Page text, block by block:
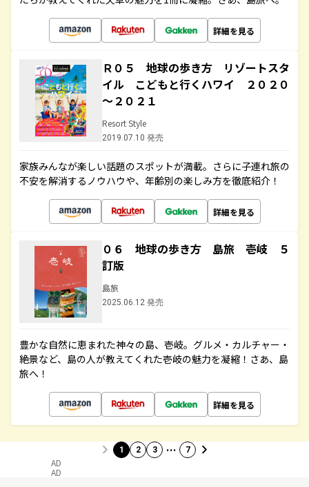
詳細を見る
Ｒ０５ 地球の歩き方 リゾートスタ
イル こどもと行くハワイ ２０２０
～２０２１
Resort Style
2019.07.10 発売
家族みんなが楽しい話題のスポットが満載。さらに子連れ旅の
不安を解消するノウハウや、年齢別の楽しみ方を徹底紹介！
詳細を見る
０６ 地球の歩き方 島旅 壱岐 ５
訂版
島旅
2025.06.12 発売
豊かな自然に恵まれた神々の島、壱岐。グルメ・カルチャー・
絶景など、島の人が教えてくれた壱岐の魅力を凝縮！さあ、島
旅へ！
詳細を見る
1 2 3 … 7
AD
AD